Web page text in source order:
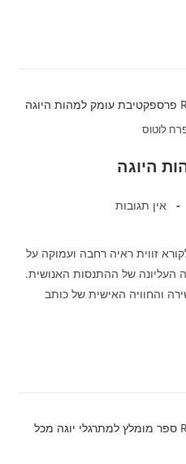
לוטוס
היוגה
אין תגובות
זווית ראיה רחבה ועמוקה על
העליונה של ההתנסות האנושית.
והחוויה האישית של כותב